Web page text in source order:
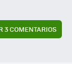
3 COMENTARIOS